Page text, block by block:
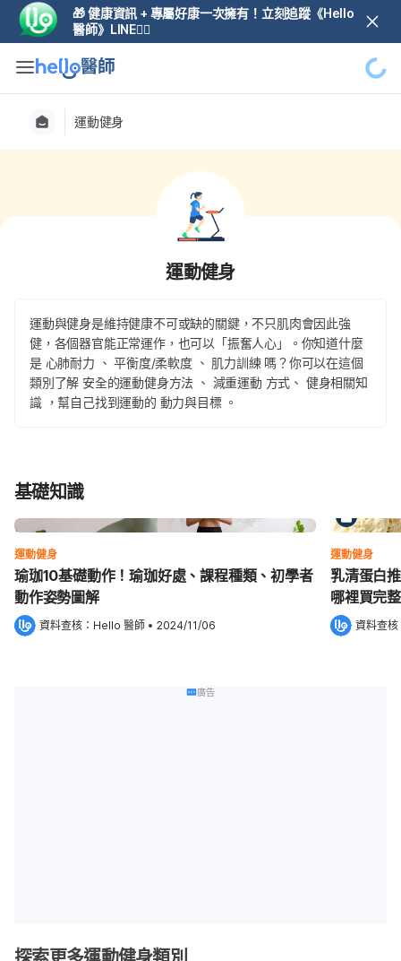
🎁 健康資訊 + 專屬好康一次擁有！立刻追蹤《Hello
醫師》LINE👆🏼
運動健身
運動健身
運動與健身是維持健康不可或缺的關鍵，不只肌肉會因此強
健，各個器官能正常運作，也可以「振奮人心」。你知道什麼
是 心肺耐力 、 平衡度/柔軟度 、 肌力訓練 嗎？你可以在這個
類別了解 安全的運動健身方法 、 減重運動 方式、 健身相關知
識 ，幫自己找到運動的 動力與目標 。
基礎知識
運動健身
瑜珈10基礎動作！瑜珈好處、課程種類、初學者
動作姿勢圖解
資料查核： Hello 醫師 • 2024/11/06
運動健身
乳清蛋白
哪裡買完
資料查核
廣告